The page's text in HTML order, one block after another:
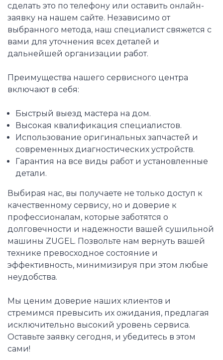
сделать это по телефону или оставить онлайн-
заявку на нашем сайте. Независимо от
выбранного метода, наш специалист свяжется с
вами для уточнения всех деталей и
дальнейшей организации работ.
Преимущества нашего сервисного центра
включают в себя:
Быстрый выезд мастера на дом.
Высокая квалификация специалистов.
Использование оригинальных запчастей и
современных диагностических устройств.
Гарантия на все виды работ и установленные
детали.
Выбирая нас, вы получаете не только доступ к
качественному сервису, но и доверие к
профессионалам, которые заботятся о
долговечности и надежности вашей сушильной
машины ZUGEL. Позвольте нам вернуть вашей
технике превосходное состояние и
эффективность, минимизируя при этом любые
неудобства.
Мы ценим доверие наших клиентов и
стремимся превысить их ожидания, предлагая
исключительно высокий уровень сервиса.
Оставьте заявку сегодня, и убедитесь в этом
сами!